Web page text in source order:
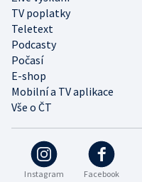
Instagram Facebook
TV poplatky
Teletext
Podcasty
Počasí
E-shop
Mobilní a TV aplikace
Vše o ČT